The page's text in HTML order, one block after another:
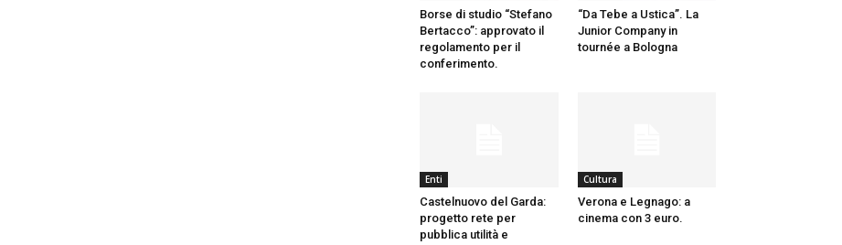
Borse di studio “Stefano
Bertacco”: approvato il
regolamento per il
conferimento.
“Da Tebe a Ustica”. La
Junior Company in
tournée a Bologna
Enti
Castelnuovo del Garda:
progetto rete per
pubblica utilità e
Cultura
Verona e Legnago: a
cinema con 3 euro.